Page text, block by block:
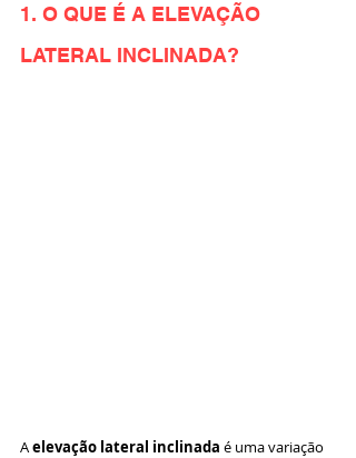
1. O QUE É A ELEVAÇÃO
LATERAL INCLINADA?
A elevação lateral inclinada é uma variação